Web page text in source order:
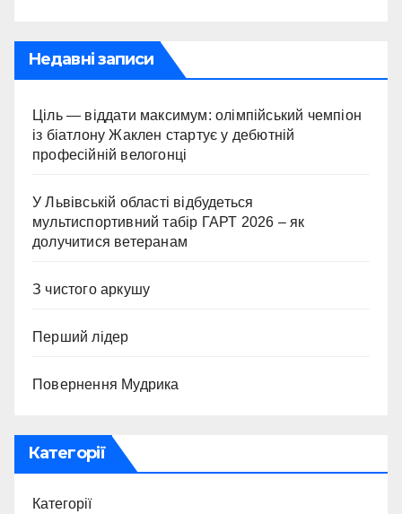
Недавні записи
Ціль — віддати максимум: олімпійський чемпіон
із біатлону Жаклен стартує у дебютній
професійній велогонці
У Львівській області відбудеться
мультиспортивний табір ГАРТ 2026 – як
долучитися ветеранам
З чистого аркушу
Перший лідер
Повернення Мудрика
Категорії
Категорії